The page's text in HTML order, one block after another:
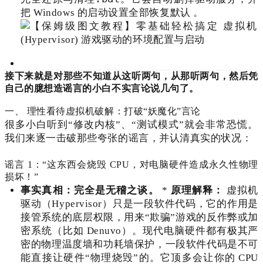
把 Windows 的启动设置全部恢复默认 。
接下来就是对那些不知道从这听两句，从那听两句，然后凭
自己的臆想造谣言的小白不实言论说几句了。
一、 理性看待虚拟机破解：打破“妖魔化”言论
很多小白听到“修改内核”、“测试模式”就会非常恐慌。
我们来逐一击破那些夸张的谣言，并认清真实的状况：
谣言 1：“这东西会烧毁 CPU，对电脑硬件造成永久性物理
损坏！”
事实真相：完全是无稽之谈。 * 原理解释：
虚拟机
驱动（Hypervisor）只是一段软件代码，它的作用是
接管系统的底层权限，用来“欺骗”游戏的反作弊或加
密系统（比如 Denuvo）。现代电脑硬件都有极其严
密的物理温度墙和功耗墙保护，一段软件代码是不可
能直接让硬件“物理烧毁”的。它顶多会让你的 CPU